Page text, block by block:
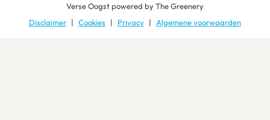
Verse Oogstpowered byThe Greenery
Disclaimer
Cookies Privacy Algemene voorwaarden